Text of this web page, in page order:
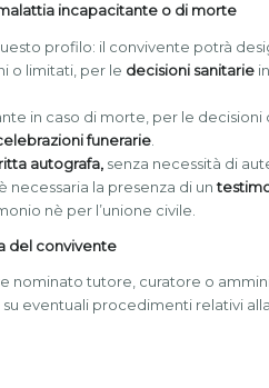
incapacitante o di morte
profilo: il convivente potrà
o limitati, per le decisioni sanitarie
in caso di morte, per le decisioni
funerarie
autografa, senza necessità di
necessaria la presenza di un
nè per l’unione civile.
del convivente
nominato tutore, curatore o
eventuali procedimenti relativi